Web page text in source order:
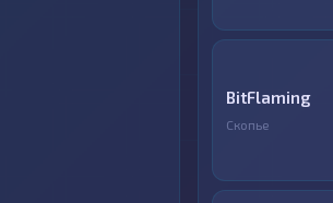
BitFlaming
Скопье